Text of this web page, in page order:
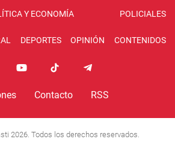
Y ECONOMÍA POLICIALES
DEPORTES OPINIÓN CONTENIDOS
Contacto RSS
2026. Todos los derechos reservados.